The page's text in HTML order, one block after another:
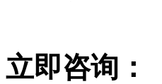
立即咨询：